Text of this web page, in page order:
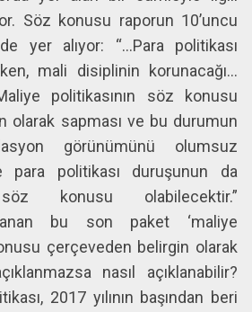
Söz konusu raporun 10’uncu
yer alıyor: “…Para politikası
mali disiplinin korunacağı…
politikasının söz konusu
olarak sapması ve bu durumun
görünümünü olumsuz
para politikası duruşunun da
konusu olabilecektir.”
bu son paket ‘maliye
çerçeveden belirgin olarak
nasıl açıklanabilir?
2017 yılının başından beri